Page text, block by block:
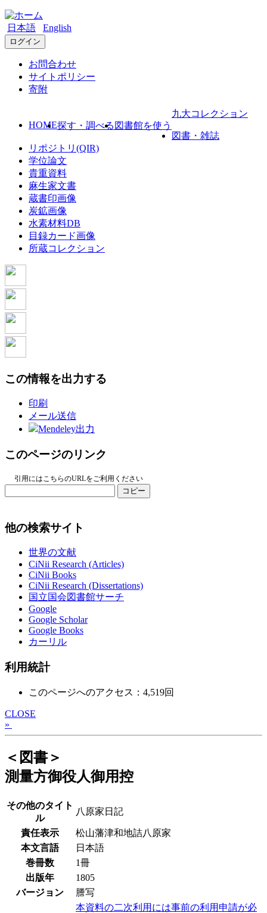
日本語 English
ログイン
お問合わせ
サイトポリシー
寄附
HOME探す・調べる 図書館を使う
九大コレクション
図書・雑誌
リポジトリ(QIR)
学位論文
貴重資料
麻生家文書
蔵書印画像
炭鉱画像
水素材料DB
目録カード画像
所蔵コレクション
この情報を出力する
印刷
メール送信
Mendeley出力
このページのリンク
引用にはこちらのURLをご利用ください
コピー
他の検索サイト
世界の文献
CiNii Research (Articles)
CiNii Books
CiNii Research (Dissertations)
国立国会図書館サーチ
Google
Google Scholar
Google Books
カーリル
利用統計
このページへのアクセス：4,519回
CLOSE
»
＜図書＞
測量方御役人御用控
その他のタイト
ル
八原家日記
責任表示
松山藩津和地詰八原家
本文言語
日本語
巻冊数
1冊
出版年
1805
バージョン
謄写
本資料の二次利用には事前の利用申請が必